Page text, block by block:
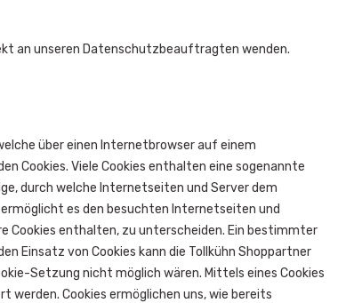
an unseren Datenschutzbeauftragten wenden.
über einen Internetbrowser auf einem
Cookies. Viele Cookies enthalten eine sogenannte
durch welche Internetseiten und Server dem
es den besuchten Internetseiten und
Cookies enthalten, zu unterscheiden. Ein bestimmter
Einsatz von Cookies kann die Tollkühn Shoppartner
Setzung nicht möglich wären. Mittels eines Cookies
Cookies ermöglichen uns, wie bereits